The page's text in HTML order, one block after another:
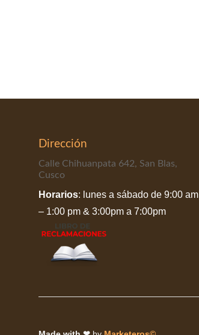
Dirección
Calle Chihuanpata 642, San Blas,
Cusco
Horarios: lunes a sábado de 9:00 am
– 1:00 pm & 3:00pm a 7:00pm